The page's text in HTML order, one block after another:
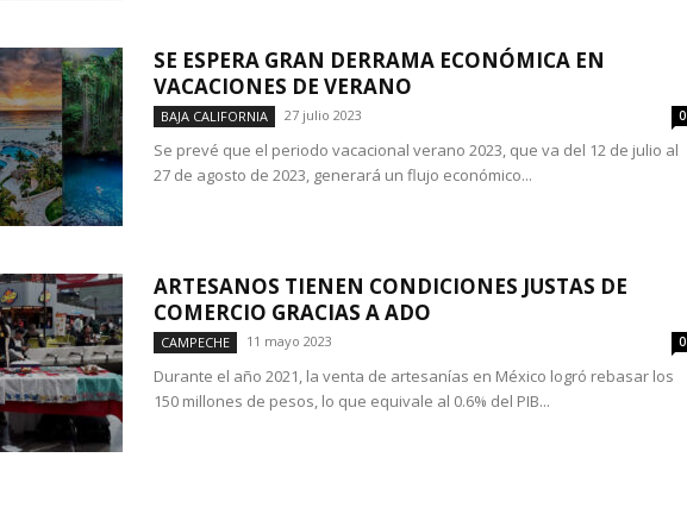
SE ESPERA GRAN DERRAMA ECONÓMICA EN
VACACIONES DE VERANO
BAJA CALIFORNIA 27 julio 2023 0
Se prevé que el periodo vacacional verano 2023, que va del 12 de julio al
27 de agosto de 2023, generará un flujo económico...
ARTESANOS TIENEN CONDICIONES JUSTAS DE
COMERCIO GRACIAS A ADO
CAMPECHE 11 mayo 2023 0
Durante el año 2021, la venta de artesanías en México logró rebasar los
150 millones de pesos, lo que equivale al 0.6% del PIB...